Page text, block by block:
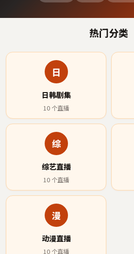
热门分类
日
日韩剧集
10 个直播
综
综艺直播
10 个直播
漫
动漫直播
10 个直播